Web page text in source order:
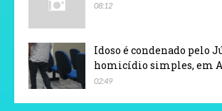
08:12
Idoso é condenado pelo
homicídio simples, em
02:49